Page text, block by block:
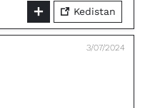
Kedistan
3/07/2024